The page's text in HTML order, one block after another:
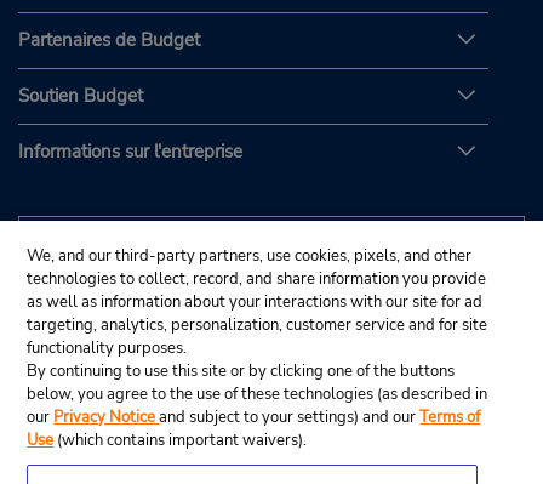
Partenaires de Budget
Soutien Budget
Informations sur l'entreprise
We, and our third-party partners, use cookies, pixels, and other
technologies to collect, record, and share information you provide
as well as information about your interactions with our site for ad
targeting, analytics, personalization, customer service and for site
functionality purposes.
By continuing to use this site or by clicking one of the buttons
below, you agree to the use of these technologies (as described in
our Privacy Noticeand subject to your settings) and ourTerms of
Use (which contains important waivers).